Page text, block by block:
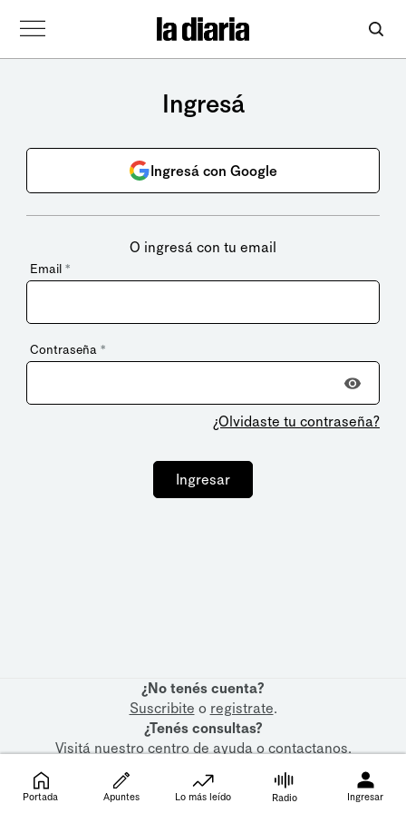
Ingresá
Ingresá con Google
O ingresá con tu email
Email *
Contraseña *
¿Olvidaste tu contraseña?
Ingresar
¿No tenés cuenta?
Suscribite o registrate.
¿Tenés consultas?
Visitá nuestrocentro de ayudaocontactanos.
Portada Apuntes Lo más leído Radio Ingresar